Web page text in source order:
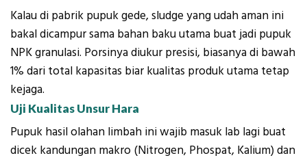
Kalau di pabrik pupuk gede, sludge yang udah aman ini
bakal dicampur sama bahan baku utama buat jadi pupuk
NPK granulasi. Porsinya diukur presisi, biasanya di bawah
1% dari total kapasitas biar kualitas produk utama tetap
kejaga.
Uji Kualitas Unsur Hara
Pupuk hasil olahan limbah ini wajib masuk lab lagi buat
dicek kandungan makro (Nitrogen, Phospat, Kalium) dan